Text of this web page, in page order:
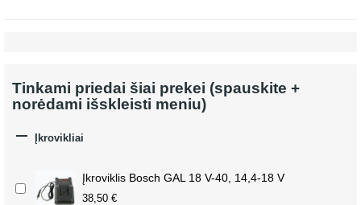
Tinkami priedai šiai prekei (spauskite +
norėdami išskleisti meniu)
 Įkrovikliai
Įkroviklis Bosch GAL 18 V-40, 14,4-18 V
38,50 €